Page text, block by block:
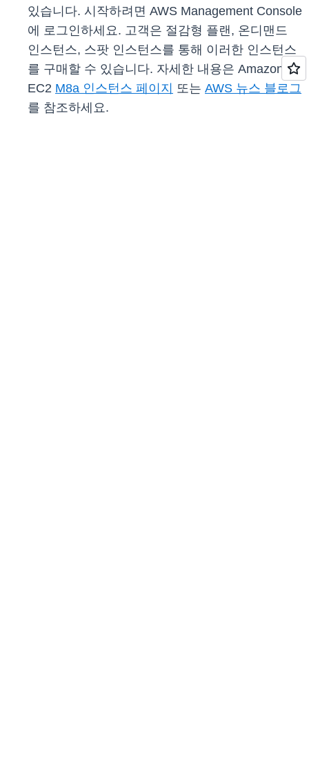
있습니다. 시작하려면 AWS Management Console
에 로그인하세요. 고객은 절감형 플랜, 온디맨드
인스턴스, 스팟 인스턴스를 통해 이러한 인스턴스
를 구매할 수 있습니다. 자세한 내용은 Amazon
EC2 M8a 인스턴스 페이지 또는 AWS 뉴스 블로그
를 참조하세요.